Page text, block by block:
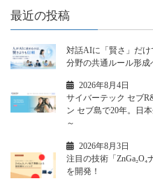
最近の投稿
対話AIに「賢さ」だ
分野の共通ルール形成
2026年8月4日
サイバーテック セブ
ン セブ島で20年。日
～
2026年8月3日
注目の技術「ZnGa₂O₄
を開発！